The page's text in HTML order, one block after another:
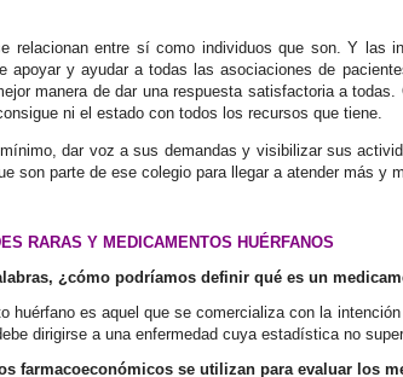
relacionan entre sí como individuos que son. Y las
apoyar y ayudar a todas las asociaciones de
manera de dar una respuesta satisfactoria a
ni el estado con todos los recursos que tiene.
dar voz a sus demandas y visibilizar sus
son parte de ese colegio para llegar a atender más y
RARAS Y MEDICAMENTOS HUÉRFANOS
¿cómo podríamos definir qué es un
huérfano es aquel que se comercializa con la
dirigirse a una enfermedad cuya estadística no
farmacoeconómicos se utilizan para evaluar los